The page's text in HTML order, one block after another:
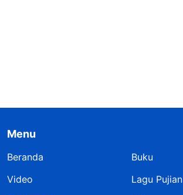
Menu
Beranda
Buku
Video
Lagu Pujian